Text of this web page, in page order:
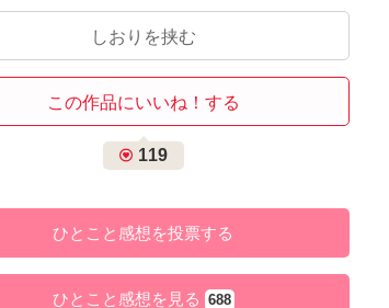
しおりを挟む
この作品にいいね！する
119
ひとこと感想を投票する
ひとこと感想を見る 688